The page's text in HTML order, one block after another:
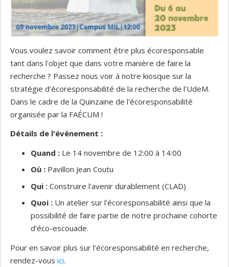
Vous voulez savoir comment être plus écoresponsable
tant dans l'objet que dans votre manière de faire la
recherche ? Passez nous voir à notre kiosque sur la
stratégie d'écoresponsabilité de la recherche de l'UdeM.
Dans le cadre de la Quinzaine de l'écoresponsabilité
organisée par la FAÉCUM !
Détails de l'événement :
Quand : Le 14 novembre de 12:00 à 14:00
Où : Pavillon Jean Coutu
Qui : Construire l'avenir durablement (CLAD)
Quoi : Un atelier sur l'écoresponsabilité ainsi que la
possibilité de faire partie de notre prochaine cohorte
d'éco-escouade.
Pour en savoir plus sur l'écoresponsabilité en recherche,
rendez-vous ici.